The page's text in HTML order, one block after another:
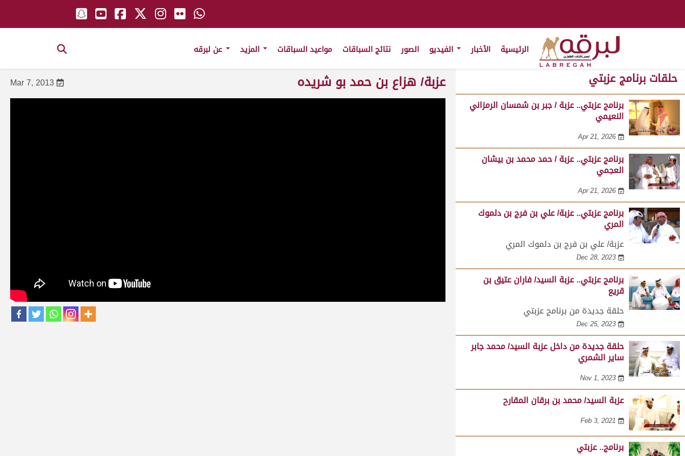
الرئيسية الأخبار الصور نتائج السباقات مواعيد السباقات
حلقات برنامج عزبتي
برنامج عزبتي.. عزبة / جبر بن شمسان الرمزاني
النعيمي
Apr 21, 2026
برنامج عزبتي.. عزبة / حمد محمد بن بيشان
العجمي
Apr 21, 2026
برنامج عزبتي.. عزبة/ علي بن فرج بن دلموك
المري
عزبة/ علي بن فرج بن دلموك المري
Dec 28, 2023
برنامج عزبتي.. عزبة السيد/ فاران عتيق بن
قريع
حلقة جديدة من برنامج عزبتي
Dec 25, 2023
حلقة جديدة من داخل عزبة السيد/ محمد جابر
ساير الشمري
Nov 1, 2023
عزبة السيد/ محمد بن برقان المقارح
Feb 3, 2021
برنامج.. عزبتي
Mar 7, 2013 عزبة/ هزاع بن حمد بو شريده